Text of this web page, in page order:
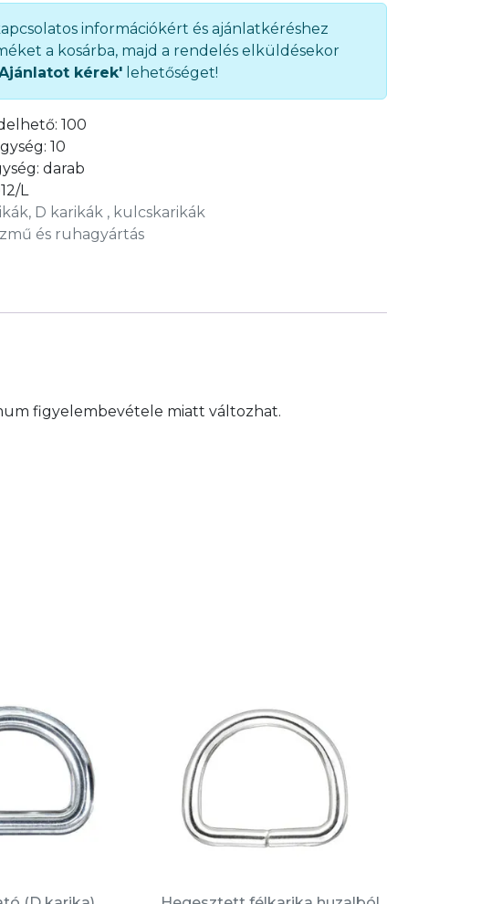
információkért és ajánlatkéréshez
a kosárba, majd a rendelés elküldésekor
kérek' lehetőséget!
100
10
darab
L
D karikák , kulcskarikák
és ruhagyártás
figyelembevétele miatt változhat.